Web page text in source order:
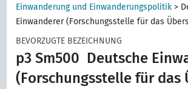
Einwanderung und Einwanderungspolitik >
Einwanderer (Forschungsstelle für das
BEVORZUGTE BEZEICHNUNG
p3 Sm500 Deutsche
(Forschungsstelle für das